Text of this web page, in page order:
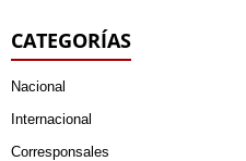
CATEGORÍAS
Nacional
Internacional
Corresponsales